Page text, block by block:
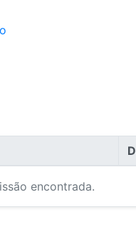
encontrada.